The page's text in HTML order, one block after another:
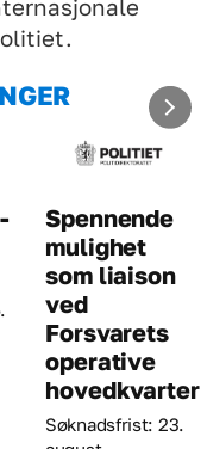
23.
Søknadsfrist:
august